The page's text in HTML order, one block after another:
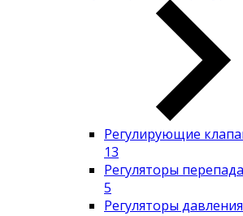
Регулирующие
13
Регуляторы
5
Регуляторы